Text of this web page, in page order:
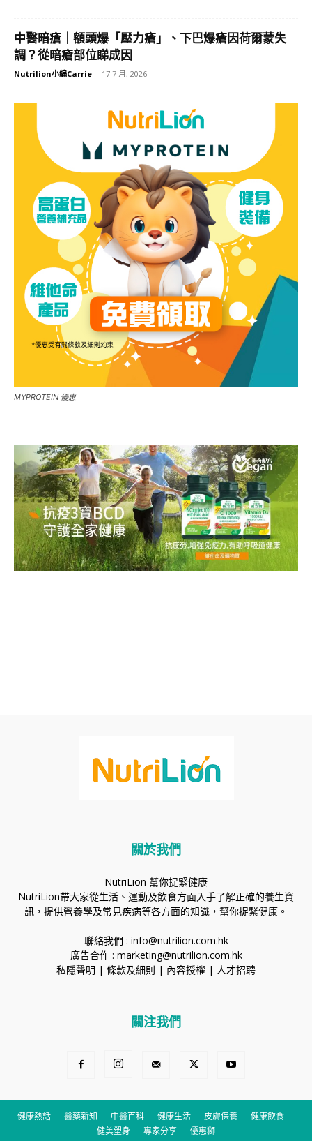
中醫暗瘡｜額頭爆「壓力瘡」、下巴爆瘡因荷爾蒙失
調？從暗瘡部位睇成因
Nutrilion小編Carrie - 17 7 月, 2026
MYPROTEIN 優惠
關於我們
NutriLion 幫你捉緊健康
NutriLion帶大家從生活、運動及飲食方面入手了解正確的養生資
訊，提供營養學及常見疾病等各方面的知識，幫你捉緊健康。
聯絡我們 : info@nutrilion.com.hk
廣告合作 : marketing@nutrilion.com.hk
私隱聲明 | 條款及細則 | 內容授權 | 人才招聘
關注我們
健康熱話 醫藥新知 中醫百科 健康生活 皮膚保養
健康飲食
健美塑身
專家分享 優惠獅